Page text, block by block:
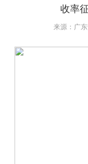
收率
来源：广